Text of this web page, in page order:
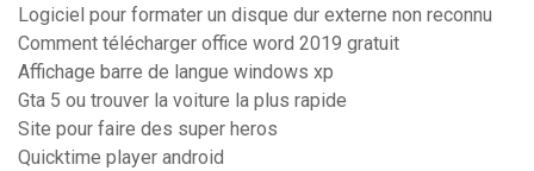
Logiciel pour formater un disque dur externe non reconnu
Comment télécharger office word 2019 gratuit
Affichage barre de langue windows xp
Gta 5 ou trouver la voiture la plus rapide
Site pour faire des super heros
Quicktime player android